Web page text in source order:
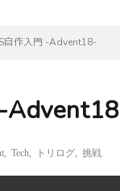
自作入門 -Advent18-
Tech トリログ 挑戦